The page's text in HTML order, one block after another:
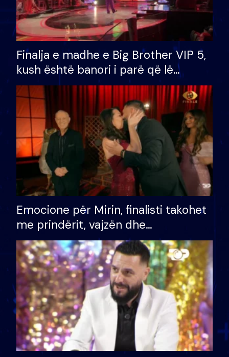
Finalja e madhe e Big Brother VIP 5,
kush është banori i parë që lë
shtëpinë dhe humb mundësinë për
të fituar çmimin e madh
Emocione për Mirin, finalisti takohet
me prindërit, vajzën dhe
bashkëshorten: S’kemi ndonjë letër
divorci apo jo?